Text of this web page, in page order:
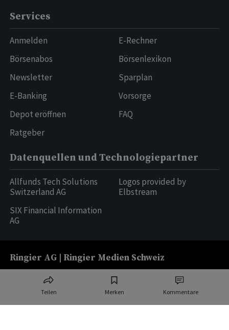
Teilen Merken Kommentare
Services
Anmelden
Börsenabos
Newsletter
E-Banking
Depot eröffnen
Ratgeber
E-Rechner
Börsenlexikon
Sparplan
Vorsorge
FAQ
Datenquellen und Technologiepartner
Allfunds Tech Solutions
Switzerland AG
SIX Financial Information
AG
Logos provided by
Elbstream
Ringier AG | Ringier Medien Schweiz
weitere Publikationen